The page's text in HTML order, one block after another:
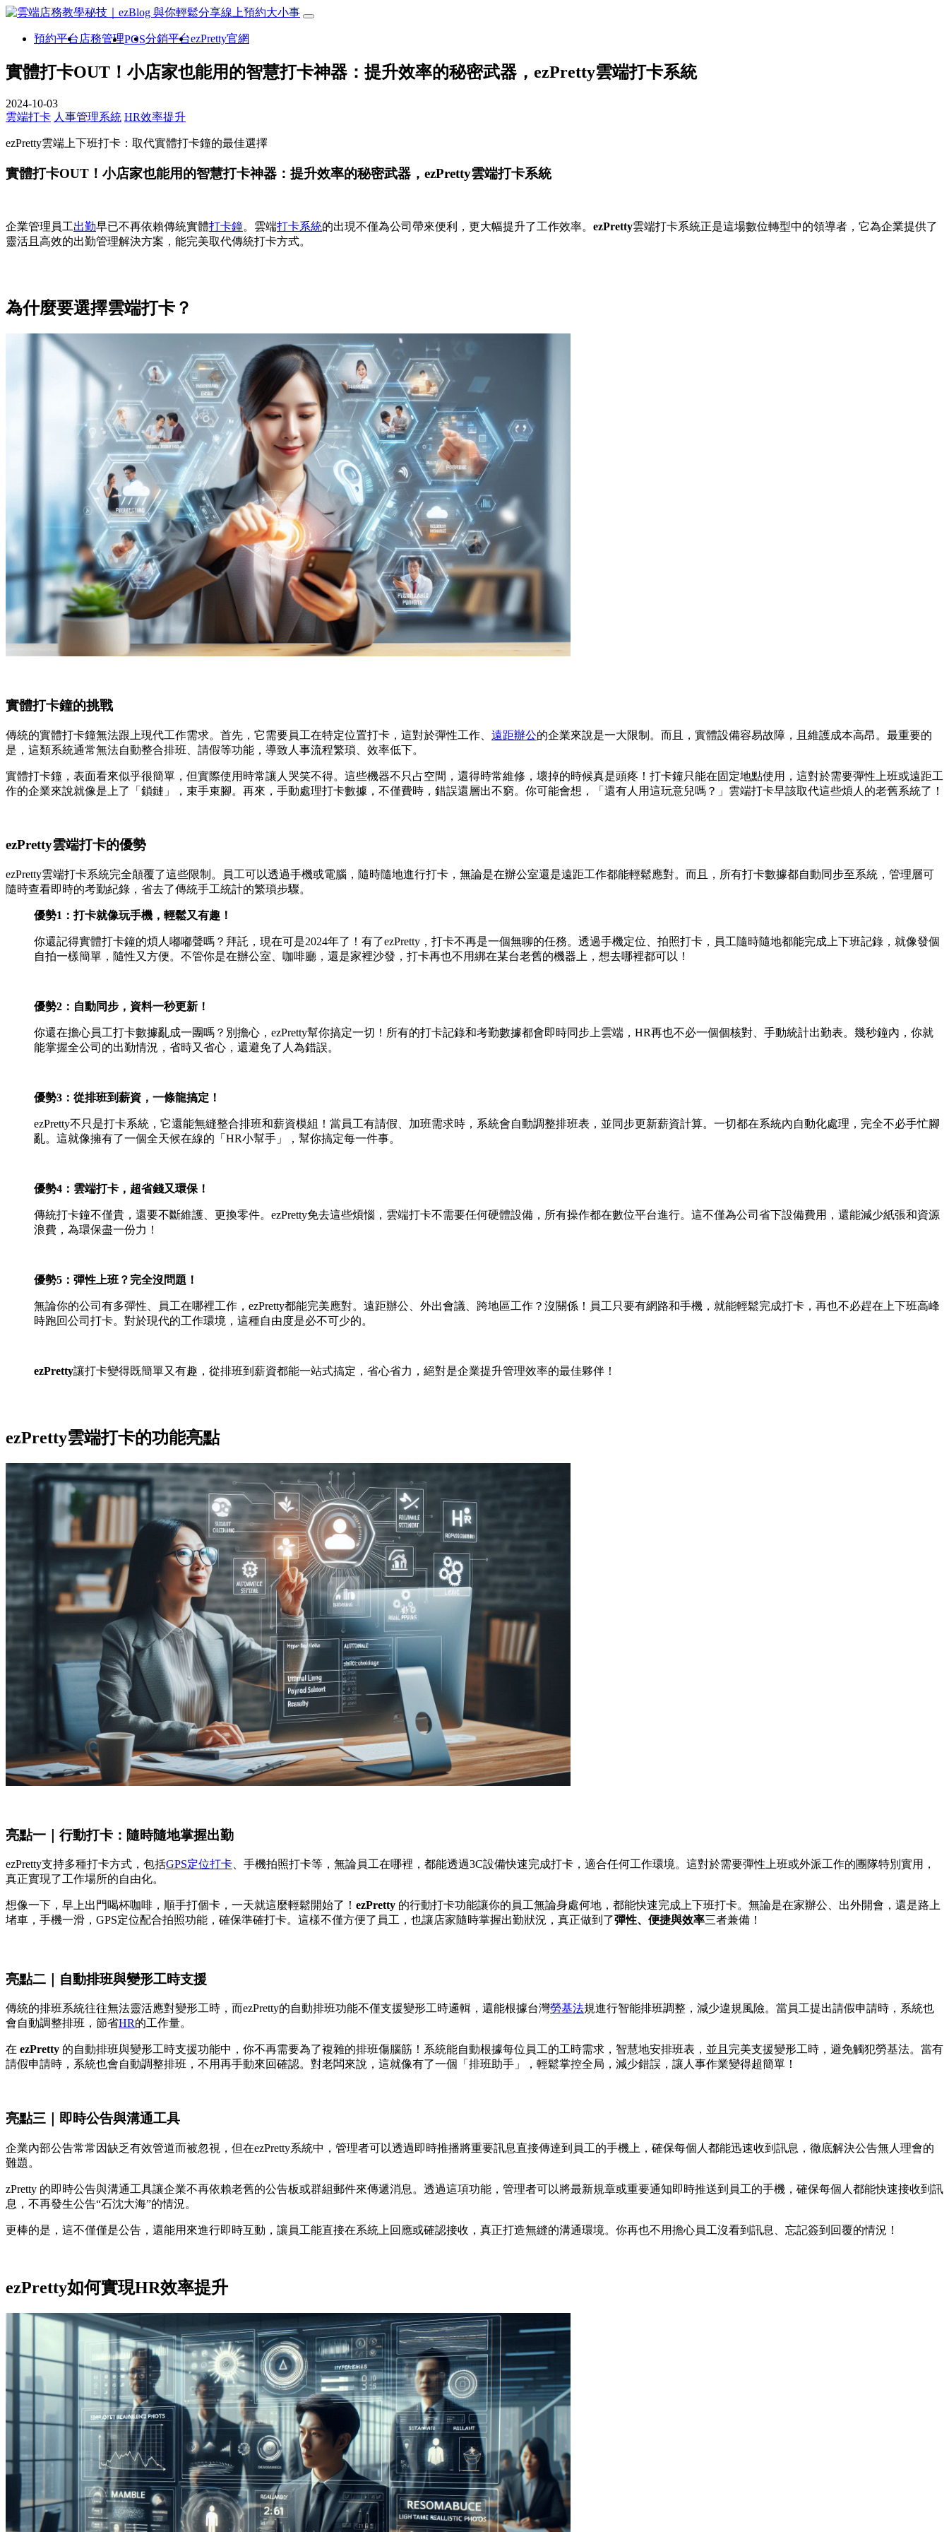
預約平台 店務管理POS分銷平台ezPretty官網
實體打卡OUT！小店家也能用的智慧打卡神器：提升效率的秘密武器，ezPretty雲端打卡系統
2024-10-03
雲端打卡 人事管理系統 HR效率提升
ezPretty雲端上下班打卡：取代實體打卡鐘的最佳選擇
實體打卡OUT！小店家也能用的智慧打卡神器：提升效率的秘密武器，ezPretty雲端打卡系統
企業管理員工出勤早已不再依賴傳統實體打卡鐘。雲端打卡系統的出現不僅為公司帶來便利，更大幅提升了工作效率。 ezPretty雲端打卡系統正是這場數位轉型中的領導者，它為企業提供了
靈活且高效的出勤管理解決方案，能完美取代傳統打卡方式。
為什麼要選擇雲端打卡？
實體打卡鐘的挑戰
傳統的實體打卡鐘無法跟上現代工作需求。首先，它需要員工在特定位置打卡，這對於彈性工作、 遠距辦公的企業來說是一大限制。而且，實體設備容易故障，且維護成本高昂。最重要的
是，這類系統通常無法自動整合排班、請假等功能，導致人事流程繁瑣、效率低下。
實體打卡鐘，表面看來似乎很簡單，但實際使用時常讓人哭笑不得。這些機器不只占空間，還得時常維修，壞掉的時候真是頭疼！打卡鐘只能在固定地點使用，這對於需要彈性上班或遠距工
作的企業來說就像是上了「鎖鏈」，束手束腳。再來，手動處理打卡數據，不僅費時，錯誤還層出不窮。你可能會想，「還有人用這玩意兒嗎？」雲端打卡早該取代這些煩人的老舊系統了！
ezPretty雲端打卡的優勢
ezPretty雲端打卡系統完全顛覆了這些限制。員工可以透過手機或電腦，隨時隨地進行打卡，無論是在辦公室還是遠距工作都能輕鬆應對。而且，所有打卡數據都自動同步至系統，管理層可
隨時查看即時的考勤紀錄，省去了傳統手工統計的繁瑣步驟。
優勢1：打卡就像玩手機，輕鬆又有趣！
你還記得實體打卡鐘的煩人嘟嘟聲嗎？拜託，現在可是2024年了！有了ezPretty，打卡不再是一個無聊的任務。透過手機定位、拍照打卡，員工隨時隨地都能完成上下班記錄，就像發個
自拍一樣簡單，隨性又方便。不管你是在辦公室、咖啡廳，還是家裡沙發，打卡再也不用綁在某台老舊的機器上，想去哪裡都可以！
優勢2：自動同步，資料一秒更新！
你還在擔心員工打卡數據亂成一團嗎？別擔心，ezPretty幫你搞定一切！所有的打卡記錄和考勤數據都會即時同步上雲端，HR再也不必一個個核對、手動統計出勤表。幾秒鐘內，你就
能掌握全公司的出勤情況，省時又省心，還避免了人為錯誤。
優勢3：從排班到薪資，一條龍搞定！
ezPretty不只是打卡系統，它還能無縫整合排班和薪資模組！當員工有請假、加班需求時，系統會自動調整排班表，並同步更新薪資計算。一切都在系統內自動化處理，完全不必手忙腳
亂。這就像擁有了一個全天候在線的「HR小幫手」，幫你搞定每一件事。
優勢4：雲端打卡，超省錢又環保！
傳統打卡鐘不僅貴，還要不斷維護、更換零件。ezPretty免去這些煩惱，雲端打卡不需要任何硬體設備，所有操作都在數位平台進行。這不僅為公司省下設備費用，還能減少紙張和資源
浪費，為環保盡一份力！
優勢5：彈性上班？完全沒問題！
無論你的公司有多彈性、員工在哪裡工作，ezPretty都能完美應對。遠距辦公、外出會議、跨地區工作？沒關係！員工只要有網路和手機，就能輕鬆完成打卡，再也不必趕在上下班高峰
時跑回公司打卡。對於現代的工作環境，這種自由度是必不可少的。
ezPretty讓打卡變得既簡單又有趣，從排班到薪資都能一站式搞定，省心省力，絕對是企業提升管理效率的最佳夥伴！
ezPretty雲端打卡的功能亮點
亮點一｜行動打卡：隨時隨地掌握出勤
ezPretty支持多種打卡方式，包括GPS定位打卡 、手機拍照打卡等，無論員工在哪裡，都能透過3C設備快速完成打卡，適合任何工作環境。這對於需要彈性上班或外派工作的團隊特別實用，
真正實現了工作場所的自由化。
想像一下，早上出門喝杯咖啡，順手打個卡，一天就這麼輕鬆開始了！ ezPretty 的行動打卡功能讓你的員工無論身處何地，都能快速完成上下班打卡。無論是在家辦公、出外開會，還是路上
堵車，手機一滑，GPS定位配合拍照功能，確保準確打卡。這樣不僅方便了員工，也讓店家隨時掌握出勤狀況，真正做到了彈性、便捷與效率三者兼備！
亮點二｜自動排班與變形工時支援
傳統的排班系統往往無法靈活應對變形工時，而ezPretty的自動排班功能不僅支援變形工時邏輯，還能根據台灣勞基法規進行智能排班調整，減少違規風險。當員工提出請假申請時，系統也
會自動調整排班，節省HR的工作量。
在 ezPretty 的自動排班與變形工時支援功能中，你不再需要為了複雜的排班傷腦筋！系統能自動根據每位員工的工時需求，智慧地安排班表，並且完美支援變形工時，避免觸犯勞基法。當有
請假申請時，系統也會自動調整排班，不用再手動來回確認。對老闆來說，這就像有了一個「排班助手」，輕鬆掌控全局，減少錯誤，讓人事作業變得超簡單！
亮點三｜即時公告與溝通工具
企業內部公告常常因缺乏有效管道而被忽視，但在ezPretty系統中，管理者可以透過即時推播將重要訊息直接傳達到員工的手機上，確保每個人都能迅速收到訊息，徹底解決公告無人理會的
難題。
zPretty 的即時公告與溝通工具讓企業不再依賴老舊的公告板或群組郵件來傳遞消息。透過這項功能，管理者可以將最新規章或重要通知即時推送到員工的手機，確保每個人都能快速接收到訊
息，不再發生公告“石沈大海”的情況。
更棒的是，這不僅僅是公告，還能用來進行即時互動，讓員工能直接在系統上回應或確認接收，真正打造無縫的溝通環境。你再也不用擔心員工沒看到訊息、忘記簽到回覆的情況！
ezPretty如何實現HR效率提升